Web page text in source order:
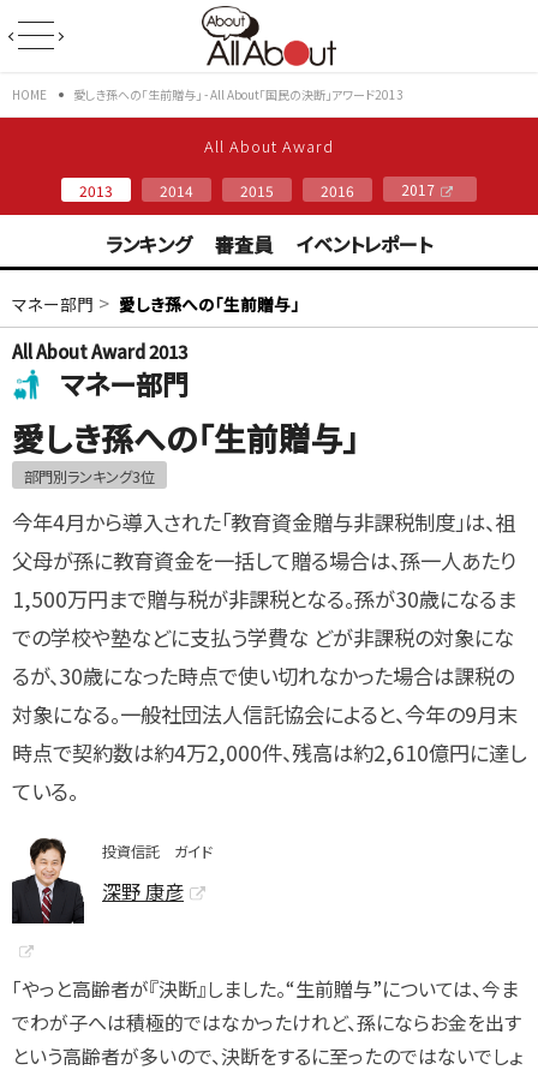
HOME 愛しき孫への「生前贈与」 - All About「国民の決断」アワード2013
All About Award
2013 2014 2015 2016 2017
ランキング 審査員 イベントレポート
マネー部門 > 愛しき孫への「生前贈与」
All About Award 2013
マネー部門
愛しき孫への「生前贈与」
部門別ランキング3位
今年4月から導入された「教育資金贈与非課税制度」は、祖
父母が孫に教育資金を一括して贈る場合は、孫一人あたり
1,500万円まで贈与税が非課税となる。孫が30歳になるま
での学校や塾などに支払う学費な どが非課税の対象にな
るが、30歳になった時点で使い切れなかった場合は課税の
対象になる。一般社団法人信託協会によると、今年の9月末
時点で契約数は約4万2,000件、残高は約2,610億円に達し
ている。
投資信託 ガイド
深野 康彦
「やっと高齢者が『決断』しました。“生前贈与”については、今ま
でわが子へは積極的ではなかったけれど、孫にならお金を出す
という高齢者が多いので、決断をするに至ったのではないでしょ